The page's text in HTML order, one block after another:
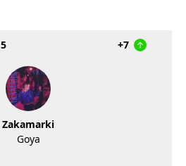
5 +7
Zakamarki
Goya